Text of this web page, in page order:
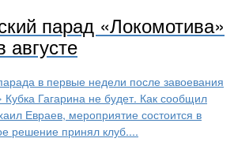
парад «Локомотива»
августе
в первые недели после завоевания
Гагарина не будет. Как сообщил
Евраев, мероприятие состоится в
решение принял клуб....